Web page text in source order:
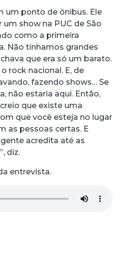
um ponto de ônibus. Ele
show na PUC de São
como a primeira
Não tínhamos grandes
que era só um barato.
rock nacional. E, de
fazendo shows… Se
não estaria aqui. Então,
que existe uma
que você esteja no lugar
as pessoas certas. E
acredita até as
diz.
entrevista.